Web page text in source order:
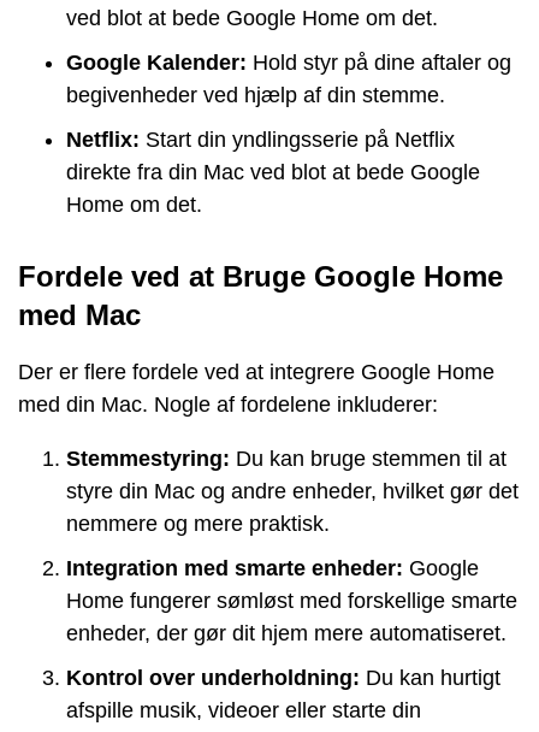
ved blot at bede Google Home om det.
Google Kalender: Hold styr på dine aftaler og
begivenheder ved hjælp af din stemme.
Netflix: Start din yndlingsserie på Netflix
direkte fra din Mac ved blot at bede Google
Home om det.
Fordele ved at Bruge Google Home
med Mac
Der er flere fordele ved at integrere Google Home
med din Mac. Nogle af fordelene inkluderer:
Stemmestyring: Du kan bruge stemmen til at
styre din Mac og andre enheder, hvilket gør det
nemmere og mere praktisk.
Integration med smarte enheder: Google
Home fungerer sømløst med forskellige smarte
enheder, der gør dit hjem mere automatiseret.
Kontrol over underholdning: Du kan hurtigt
afspille musik, videoer eller starte din